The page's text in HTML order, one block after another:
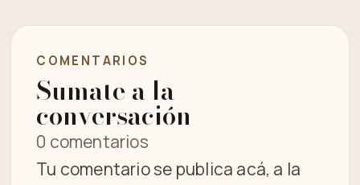
COMENTARIOS
Sumate a la
conversación
0 comentarios
Tu comentario se publica acá, a la